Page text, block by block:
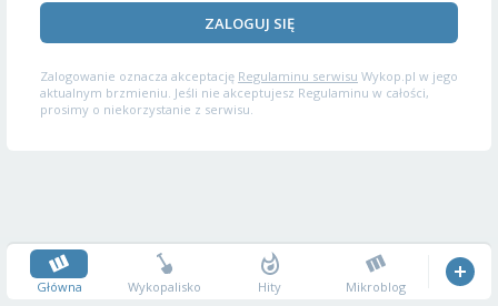
ZALOGUJ SIĘ
Zalogowanie oznacza akceptację Regulaminu serwisu Wykop.pl w jego
aktualnym brzmieniu. Jeśli nie akceptujesz Regulaminu w całości,
prosimy o niekorzystanie z serwisu.
Główna Wykopalisko Hity Mikroblog